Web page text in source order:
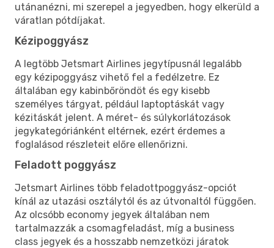
utánanézni, mi szerepel a jegyedben, hogy elkerüld a
váratlan pótdíjakat.
Kézipoggyász
A legtöbb Jetsmart Airlines jegytípusnál legalább
egy kézipoggyász vihető fel a fedélzetre. Ez
általában egy kabinbőröndöt és egy kisebb
személyes tárgyat, például laptoptáskát vagy
kézitáskát jelent. A méret- és súlykorlátozások
jegykategóriánként eltérnek, ezért érdemes a
foglalásod részleteit előre ellenőrizni.
Feladott poggyász
Jetsmart Airlines több feladottpoggyász-opciót
kínál az utazási osztálytól és az útvonaltól függően.
Az olcsóbb economy jegyek általában nem
tartalmazzák a csomagfeladást, míg a business
class jegyek és a hosszabb nemzetközi járatok